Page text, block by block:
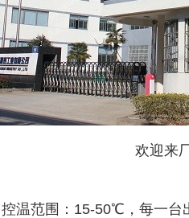
欢迎来
控温范围：15-50℃，每一台